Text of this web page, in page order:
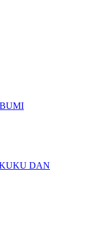
DAN